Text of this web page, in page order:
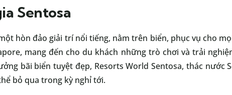
Sentosa
hòn đảo giải trí nổi tiếng, nằm trên biển, phục vụ cho
mang đến cho du khách những trò chơi và trải
bãi biển tuyệt đẹp, Resorts World Sentosa, thác nước
bỏ qua trong kỳ nghỉ tới.